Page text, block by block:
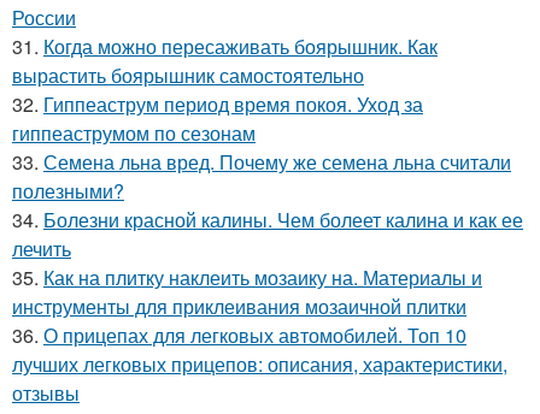
России
31. Когда можно пересаживать боярышник. Как
вырастить боярышник самостоятельно
32. Гиппеаструм период время покоя. Уход за
гиппеаструмом по сезонам
33. Семена льна вред. Почему же семена льна считали
полезными?
34. Болезни красной калины. Чем болеет калина и как ее
лечить
35. Как на плитку наклеить мозаику на. Материалы и
инструменты для приклеивания мозаичной плитки
36. О прицепах для легковых автомобилей. Топ 10
лучших легковых прицепов: описания, характеристики,
отзывы